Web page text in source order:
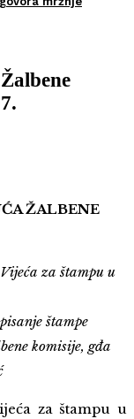
ŽALBENE
za štampu u
štampe
komisije, gđa
za štampu u